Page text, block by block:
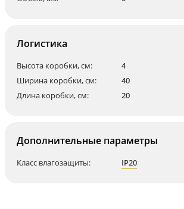
Логистика
Высота коробки, см:
4
Ширина коробки, см:
40
Длина коробки, см:
20
Дополнительные параметры
Класс влагозащиты: IP20